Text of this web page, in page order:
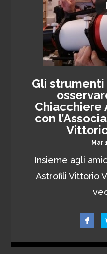
Gli strumenti
Chiacchiere
con
Mar
Insieme agli
Astrofili Vittorio